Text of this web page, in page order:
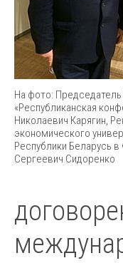
На фото:
«Республиканская
Николаевич Карягин,
экономического
Республики Беларусь
Сергеевич Сидоренко